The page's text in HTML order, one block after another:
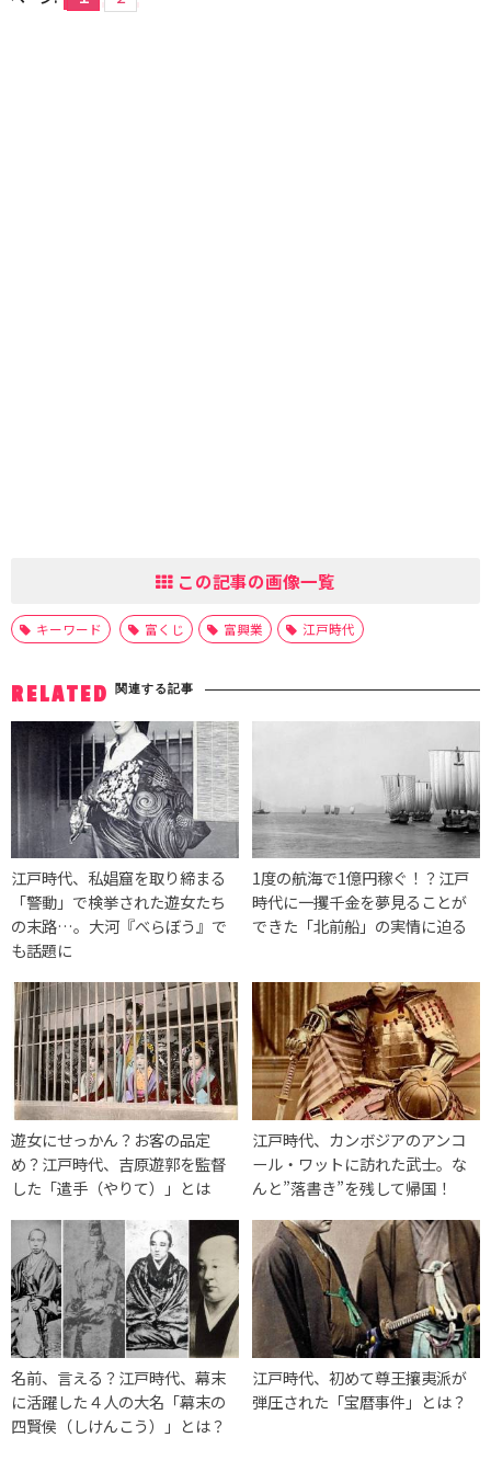
この記事の画像一覧
キーワード 富くじ 富興業 江戸時代
RELATED 関連する記事
江戸時代、私娼窟を取り締まる
「警動」で検挙された遊女たち
の末路…。大河『べらぼう』で
も話題に
1度の航海で1億円稼ぐ！？江戸
時代に一攫千金を夢見ることが
できた「北前船」の実情に迫る
遊女にせっかん？お客の品定
め？江戸時代、吉原遊郭を監督
した「遣手（やりて）」とは
江戸時代、カンボジアのアンコ
ール・ワットに訪れた武士。な
んと”落書き”を残して帰国！
名前、言える？江戸時代、幕末
に活躍した４人の大名「幕末の
四賢侯（しけんこう）」とは？
江戸時代、初めて尊王攘夷派が
弾圧された「宝暦事件」とは？